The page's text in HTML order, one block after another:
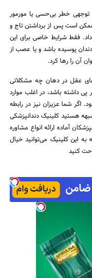
توجهی خطر بی‌حسی یا مورمور
است پس از برداشتن تاج و
فقط شرایط خاصی برای این
پوسیده باشد و یا عصب از
آن را رها کرد.
عقل در دهان چه مشکلاتی
پی داشته باشد، در اغلب موارد
اگر شما عزیزان نیز در رابطه
هستید کلینیک دندانپزشکی
آماده ارائه انواع مشاوره
این کلینیک می‌توانید خیال
کنید